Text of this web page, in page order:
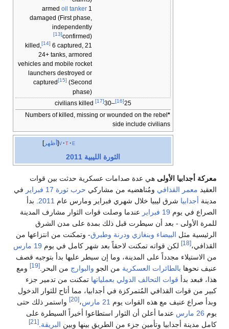
1 armed
oil tanker
damaged (First phase,
independently
confirmed)
[13]
21 killed,
[14] 6 captured,
24+ tanks, armored
vehicles and mobile rocket
launchers destroyed or
captured
[15] (Second
phase)
25
[16]
–30
[17]
*
Numbers of killed, missing or wounded on the rebel
side include civilians
أظهر v t e
الثورة الليبية 2011
معركة أجدابيا الأولى هي عدة صدامات عسكرية حدثت بين قوات
العقيد معمر القذافي ومُناهضيه من مشاركي حرب ثورة 17 فبراير
في
مدينة أجدابيا شرق ليبيا خلال شهري فبراير ومارس عام 2011 . بدأ
الصراع في يوم 19 فبراير
عندما وصلت قوات الثوار مشارف المدينة
للمرة الأولى - بعد أن سيطرت قبل ذلك بمدة على مدن الشرق
الرئيسية مثل البيضاء وبنغازي ودرنة وطبرق- وتمكنت من انتزاعها من
القذافي،[18] لكن قواته تمكنت لاحقاً بعد شهر كامل في يوم 19 مارس
من الاستيلاء مجدداً على المدينة، وما إن سيطر عليها بدأ بتوجيه قصف
عنيف نحوها بالطائرات العسكرية من الجو والبوارج من البحر. [19]
ومع
هذا، فبعد بدأ قوات التحالف الدولي بعملياتها تمكنت من تدمير جزء
كبير من قوات القذافي المُتمركزة في أجدابيا، مما أتاح للثوار الدخول
وبدأ صراع عنيف مع هذه القوات يوم 21 مارس ،[20]
واستمر ذلك حتى
يوم 26 مارس
عندما أعلن أن الثوار استطاعوا أخيراً السيطرة على
كامل مدينة أجدابيا وتأمين جزء من الطريق بينها وبين البريقة [21]